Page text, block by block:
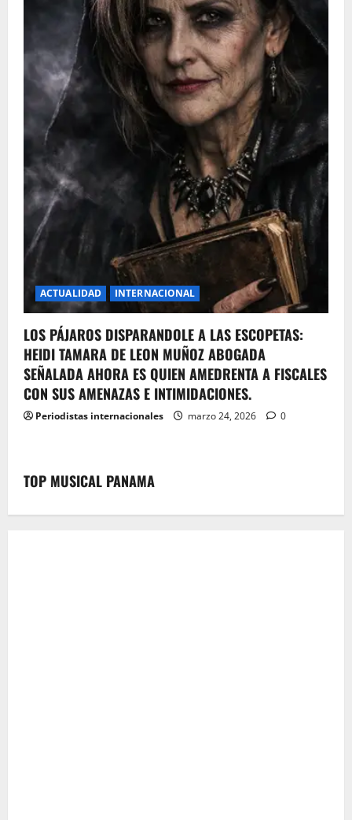
ACTUALIDAD INTERNACIONAL
LOS PÁJAROS DISPARANDOLE A LAS ESCOPETAS:
HEIDI TAMARA DE LEON MUÑOZ ABOGADA
SEÑALADA AHORA ES QUIEN AMEDRENTA A FISCALES
CON SUS AMENAZAS E INTIMIDACIONES.
Periodistas internacionales marzo 24, 2026 0
TOP MUSICAL PANAMA